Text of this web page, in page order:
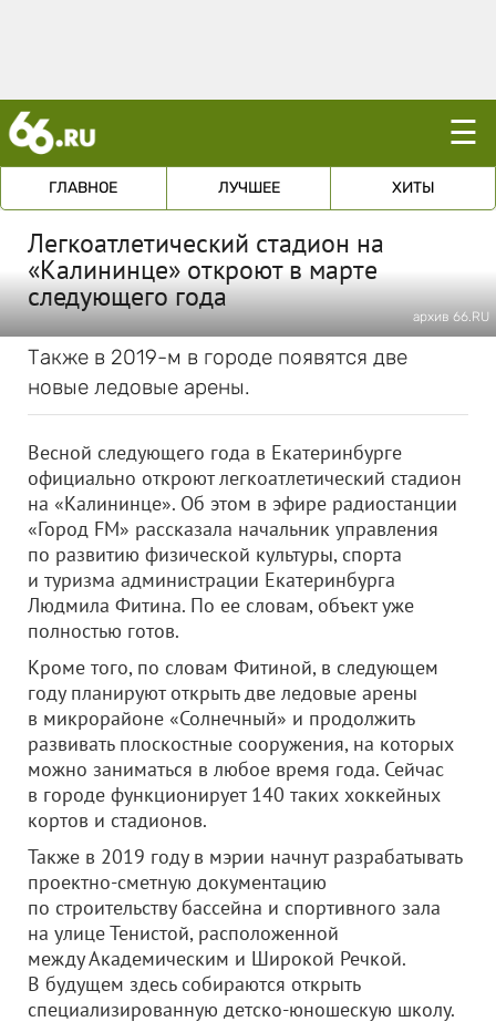
☰
ГЛАВНОЕ ЛУЧШЕЕ ХИТЫ
Легкоатлетический стадион на
«Калининце» откроют в марте
следующего года
архив 66.RU
Также в 2019-м в городе появятся две
новые ледовые арены.
Весной следующего года в Екатеринбурге
официально откроют легкоатлетический стадион
на «Калининце». Об этом в эфире радиостанции
«Город FM» рассказала начальник управления
по развитию физической культуры, спорта
и туризма администрации Екатеринбурга
Людмила Фитина. По ее словам, объект уже
полностью готов.
Кроме того, по словам Фитиной, в следующем
году планируют открыть две ледовые арены
в микрорайоне «Солнечный» и продолжить
развивать плоскостные сооружения, на которых
можно заниматься в любое время года. Сейчас
в городе функционирует 140 таких хоккейных
кортов и стадионов.
Также в 2019 году в мэрии начнут разрабатывать
проектно-сметную документацию
по строительству бассейна и спортивного зала
на улице Тенистой, расположенной
между Академическим и Широкой Речкой.
В будущем здесь собираются открыть
специализированную детско-юношескую школу.